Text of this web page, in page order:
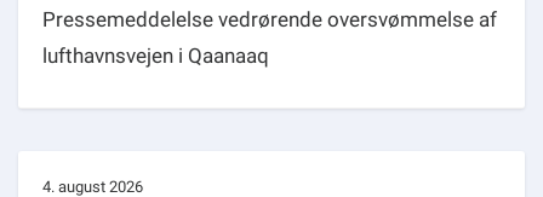
Pressemeddelelse vedrørende oversvømmelse af
lufthavnsvejen i Qaanaaq
4. august 2026